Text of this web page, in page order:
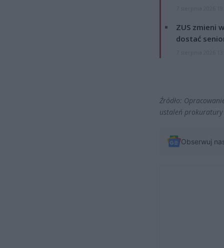
ZUS zmieni
dostać
Źródło:
ustaleń prokuratury
Obserwuj